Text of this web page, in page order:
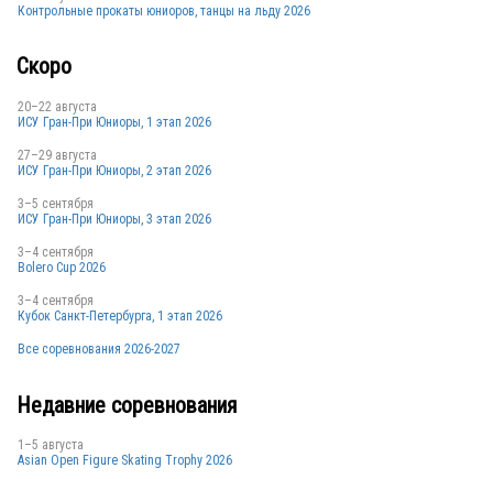
GER
GER
GER
Контрольные прокаты юниоров, танцы на льду 2026
Скоро
20–22 августа
ИСУ Гран-При Юниоры, 1 этап 2026
27–29 августа
ИСУ Гран-При Юниоры, 2 этап 2026
3–5 сентября
ИСУ Гран-При Юниоры, 3 этап 2026
3–4 сентября
Bolero Cup 2026
3–4 сентября
Кубок Санкт-Петербурга, 1 этап 2026
Все соревнования 2026-2027
Недавние соревнования
1–5 августа
Asian Open Figure Skating Trophy 2026